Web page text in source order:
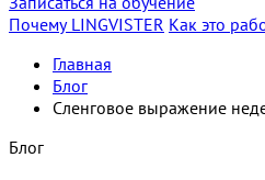
Почему LINGVISTER Как это
Главная
Блог
Сленговое выражение
Блог